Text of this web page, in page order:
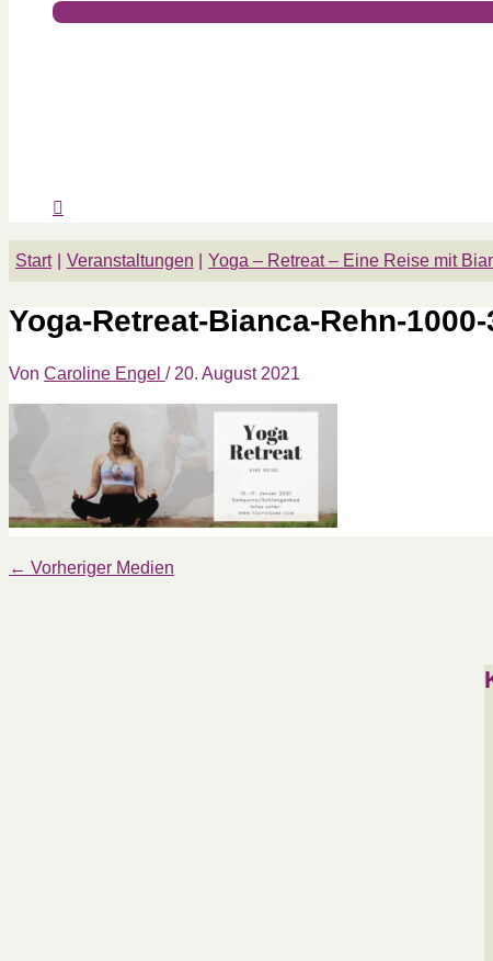
Start Veranstaltungen Yoga – Retreat – Eine Reise mit
Yoga-Retreat-Bianca-Rehn-1000-
Von Caroline Engel / 20. August 2021
← Vorheriger Medien